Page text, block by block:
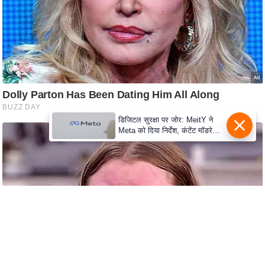
e
l
L
o
k
s
a
a
h
डिजिटल सुरक्षा पर जोर: MeitY ने
Meta को दिया निर्देश, कंटेंट मॉडरेशन
मजबूत करे